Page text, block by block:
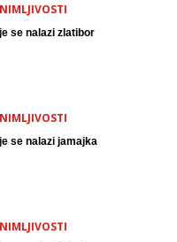
se nalazi zlatibor
se nalazi jamajka